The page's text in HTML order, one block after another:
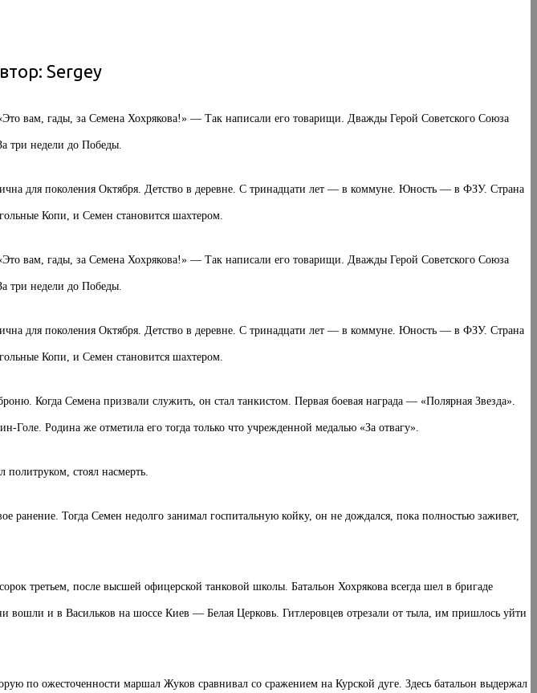
Sergey
вам, гады, за Семена Хохрякова!» — Так написали его товарищи. Дважды Герой Советского Союза
три недели до Победы.
для поколения Октября. Детство в деревне. С тринадцати лет — в коммуне. Юность — в ФЗУ. Стра­на
Копи, и Семен становится шахтером.
вам, гады, за Семена Хохрякова!» — Так написали его товарищи. Дважды Герой Советского Союза
три недели до Победы.
для поколения Октября. Детство в деревне. С тринадцати лет — в коммуне. Юность — в ФЗУ. Стра­на
Копи, и Семен становится шахтером.
Когда Семена призвали служить, он стал танкистом. Первая боевая награда — «Полярная Звезда».
Родина же отметила его тогда только что учрежденной медалью «За отвагу».
стоял насмерть.
Тогда Семен недолго занимал госпитальную койку, он не дождался, пока полностью заживет,
третьем, после высшей офицерской танковой шко­лы. Батальон Хохрякова всегда шел в бригаде
и в Васильков на шоссе Киев — Белая Церковь. Гитлеровцев отрезали от тыла, им пришлось уйти
по ожесточенности маршал Жуков сравнивал со сражением на Курской дуге. Здесь батальон выдержал